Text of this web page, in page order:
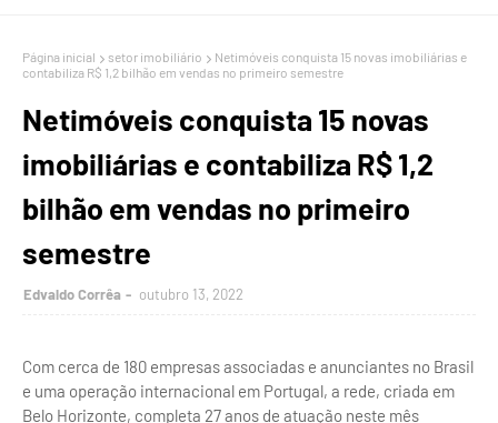
Página inicial setor imobiliário
Netimóveis conquista 15 novas imobiliárias e
contabiliza R$ 1,2 bilhão em vendas no primeiro semestre
Netimóveis conquista 15 novas
imobiliárias e contabiliza R$ 1,2
bilhão em vendas no primeiro
semestre
Edvaldo Corrêa outubro 13, 2022
Com cerca de 180 empresas associadas e anunciantes no Brasil
e uma operação internacional em Portugal, a rede, criada em
Belo Horizonte, completa 27 anos de atuação neste mês